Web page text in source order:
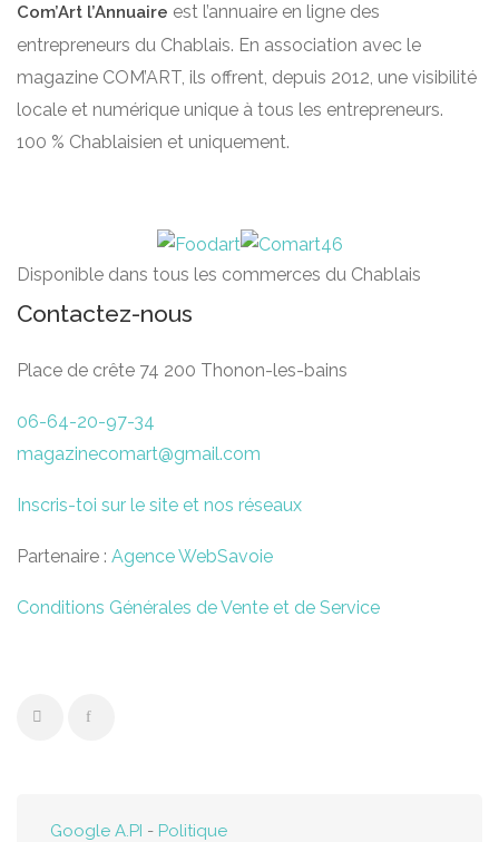
Com’Art l’Annuaire est l’annuaire en ligne des
entrepreneurs du Chablais. En association avec le
magazine COM’ART, ils offrent, depuis 2012, une visibilité
locale et numérique unique à tous les entrepreneurs.
100 % Chablaisien et uniquement.
Disponible dans tous les commerces du Chablais
Contactez-nous
Place de crête 74 200 Thonon-les-bains
06-64-20-97-34
magazinecomart@gmail.com
Inscris-toi sur le site et nos réseaux
Partenaire : Agence WebSavoie
Conditions Générales de Vente et de Service
Google A.PI - Politique